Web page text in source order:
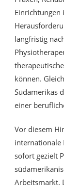
langfristig
können.
Südamerikas
einer
Vor diesem
internationale
sofort gezielt
Arbeitsmarkt.